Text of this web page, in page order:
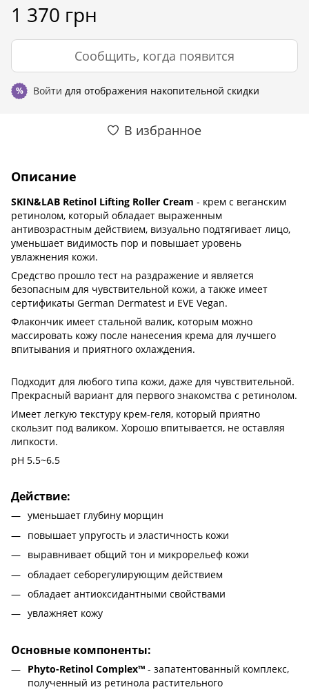
1 370 грн
Сообщить, когда появится
% Войти для отображения накопительной скидки
В избранное
Описание
SKIN&LAB Retinol Lifting Roller Cream - крем с веганским
ретинолом, который обладает выраженным
антивозрастным действием, визуально подтягивает лицо,
уменьшает видимость пор и повышает уровень
увлажнения кожи.
Средство прошло тест на раздражение и является
безопасным для чувствительной кожи, а также имеет
сертификаты German Dermatest и EVE Vegan.
Флакончик имеет стальной валик, которым можно
массировать кожу после нанесения крема для лучшего
впитывания и приятного охлаждения.
Подходит для любого типа кожи, даже для чувствительной.
Прекрасный вариант для первого знакомства с ретинолом.
Имеет легкую текстуру крем-геля, который приятно
скользит под валиком. Хорошо впитывается, не оставляя
липкости.
pH 5.5~6.5
Действие:
уменьшает глубину морщин
повышает упругость и эластичность кожи
выравнивает общий тон и микрорельеф кожи
обладает себорегулирующим действием
обладает антиоксидантными свойствами
увлажняет кожу
Основные компоненты:
Phyto-Retinol Complex™ - запатентованный комплекс,
полученный из ретинола растительного